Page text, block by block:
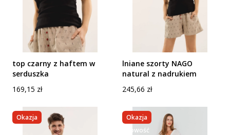
top czarny z haftem w
serduszka
Cena
169,15 zł
lniane szorty NAGO
natural z nadrukiem
Cena
245,66 zł
Okazja
Okazja
nowość